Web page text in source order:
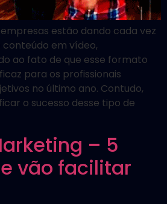
estão dando cada vez
em vídeo,
ao fato de que esse formato
para os profissionais
no último ano. Contudo,
o sucesso desse tipo de
– 5
vão facilitar